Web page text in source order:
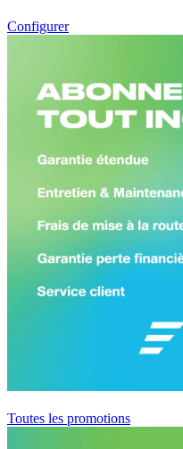
Configurer
Toutes les promotions